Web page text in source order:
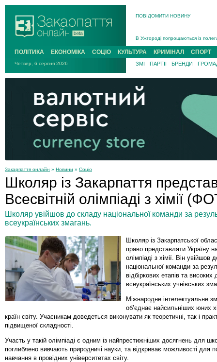
ПОВІДОМИТИ НОВИНУ
В Ужгороді попрощаються із
В Ужгороді 5 серпня
Підтвердили загибель
На війні з рф поліг військовий з
На Хустщині внаслідок ДТП за
Інструктора районного ТЦК на
ПОЛІТИКА ЕКОНОМІКА СОЦІО КУЛЬТУРА КРИМІНАЛ СПОРТ
Четвер, 6 серпня 2026 ЗМІ ПАРТІЇ БРЕНДИ
Закарпаття онлайн » Новини » Соціо
Школяр із Закарпаття
Всесвітній олімпіаді з хімії
Школяр увійшов до складу національної команди за
всеукраїнських змагань.
Школяр із Закарпатської
право представляти Україну
олімпіаді з хімії. Він увійшов
національної команди за
відбіркових етапів та високих
всеукраїнських учнівських
Міжнародне інтелектуальне
об’єднає найсильніших юних
країн світу. Учасникам доведеться виконувати як теоретичні, так і
підвищеної складності.
Участь у такій олімпіаді є одним із найпрестижніших досягнень для
поглиблено вивчають природничі науки, та відкриває можливості для
навчання в провідних університетах світу.